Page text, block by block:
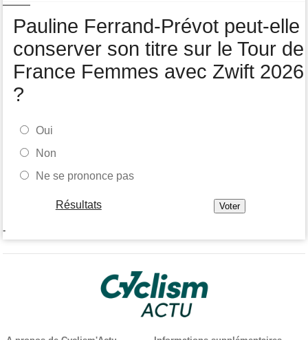
Pauline Ferrand-Prévot peut-elle
conserver son titre sur le Tour de
France Femmes avec Zwift 2026
?
Oui
Non
Ne se prononce pas
Résultats
-